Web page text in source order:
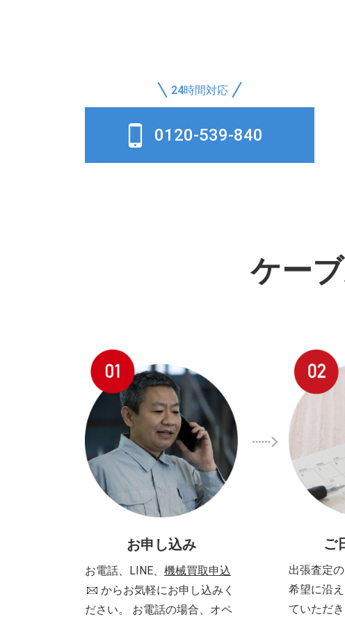
24時間対応
0120-539-840
ケー
お申し込み
お電話、LINE、 機械買取申込
からお気軽にお申し込みく
ださい。 お電話の場合、オペ
ご
出張査定
希望に沿
ていただ